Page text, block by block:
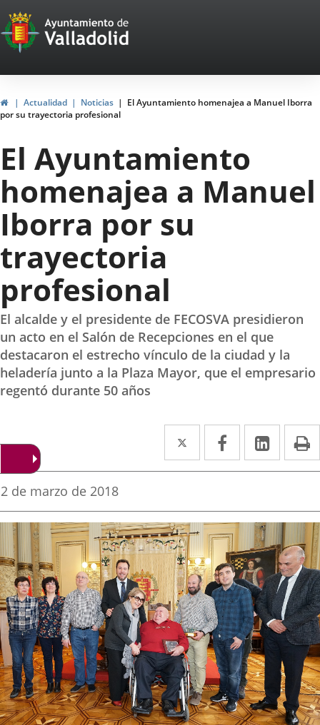
Portal
Web
del
Ayuntamiento
de
Valladolid
HomeActualidad Noticias
El Ayuntamiento homenajea a Manuel Iborra
por su trayectoria profesional
El Ayuntamiento
homenajea a Manuel
Iborra por su
trayectoria
profesional
El alcalde y el presidente de FECOSVA presidieron
un acto en el Salón de Recepciones en el que
destacaron el estrecho vínculo de la ciudad y la
heladería junto a la Plaza Mayor, que el empresario
regentó durante 50 años
Twitter
Enlace
a
aplicación
externa.
Facebook
Enlace
a
aplicación
externa.
Enlace
a
Fecha
la
noticia
2 de marzo de 2018